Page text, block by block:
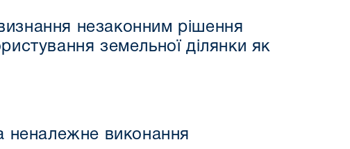
незаконним рішення
земельної ділянки як
неналежне виконання